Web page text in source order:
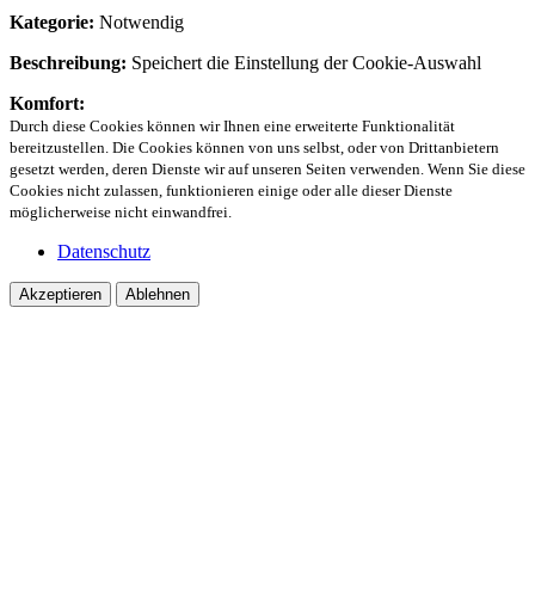
Kategorie: Notwendig
Beschreibung: Speichert die Einstellung der Cookie-Auswahl
Komfort:
Durch diese Cookies können wir Ihnen eine erweiterte Funktionalität
bereitzustellen. Die Cookies können von uns selbst, oder von Drittanbietern
gesetzt werden, deren Dienste wir auf unseren Seiten verwenden. Wenn Sie diese
Cookies nicht zulassen, funktionieren einige oder alle dieser Dienste
möglicherweise nicht einwandfrei.
Datenschutz
Akzeptieren Ablehnen